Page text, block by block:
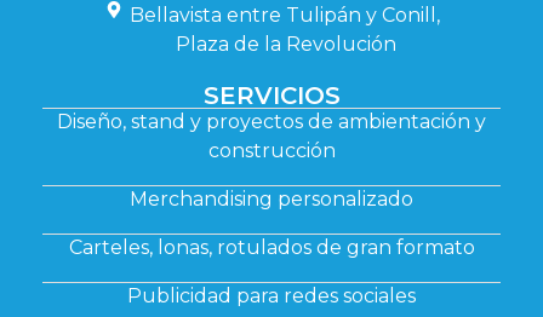
Bellavista entre Tulipán y Conill,
Plaza de la Revolución
SERVICIOS
Diseño, stand y proyectos de ambientación y
construcción
Merchandising personalizado
Carteles, lonas, rotulados de gran formato
Publicidad para redes sociales